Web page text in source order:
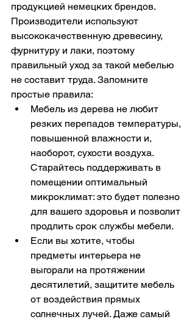
продукцией немецких брендов.
Производители используют
высококачественную древесину,
фурнитуру и лаки, поэтому
правильный уход за такой мебелью
не составит труда. Запомните
простые правила:
Мебель из дерева не любит
резких перепадов температуры,
повышенной влажности и,
наоборот, сухости воздуха.
Старайтесь поддерживать в
помещении оптимальный
микроклимат: это будет полезно
для вашего здоровья и позволит
продлить срок службы мебели.
Если вы хотите, чтобы
предметы интерьера не
выгорали на протяжении
десятилетий, защитите мебель
от воздействия прямых
солнечных лучей. Даже самый